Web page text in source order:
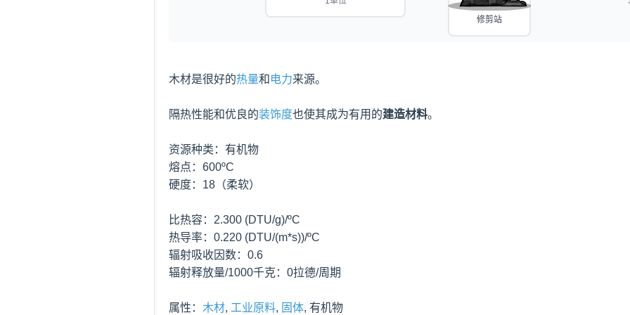
修剪站
木材是很好的热量和 电力来源。
隔热性能和优良的装饰度也使其成为有用的建造材料。
资源种类：有机物
熔点：600ºC
硬度： 18（柔软）
比热容：2.300 (DTU/g)/ºC
热导率：0.220 (DTU/(m*s))/ºC
辐射吸收因数：0.6
辐射释放量/1000千克：0拉德/周期
属性： 木材, 工业原料, 固体